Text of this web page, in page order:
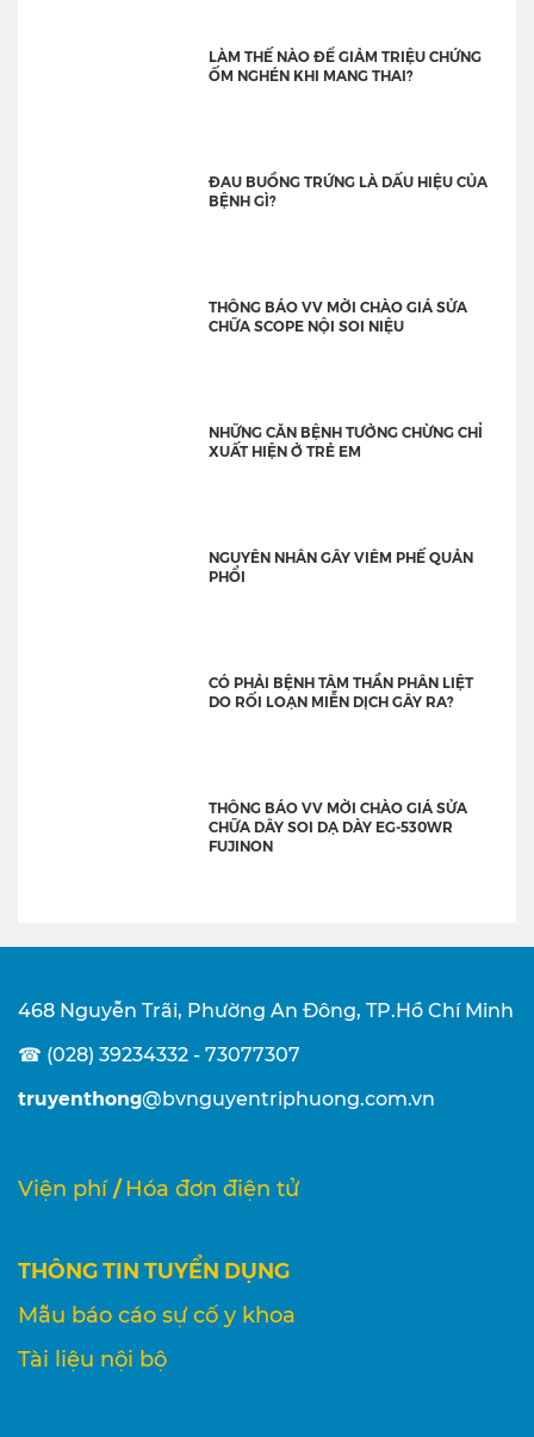
LÀM THẾ NÀO ĐỂ GIẢM TRIỆU CHỨNG
ỐM NGHÉN KHI MANG THAI?
ĐAU BUỒNG TRỨNG LÀ DẤU HIỆU CỦA
BỆNH GÌ?
THÔNG BÁO VV MỜI CHÀO GIÁ SỬA
CHỮA SCOPE NỘI SOI NIỆU
NHỮNG CĂN BỆNH TƯỞNG CHỪNG CHỈ
XUẤT HIỆN Ở TRẺ EM
NGUYÊN NHÂN GÂY VIÊM PHẾ QUẢN
PHỔI
CÓ PHẢI BỆNH TÂM THẦN PHÂN LIỆT
DO RỐI LOẠN MIỄN DỊCH GÂY RA?
THÔNG BÁO VV MỜI CHÀO GIÁ SỬA
CHỮA DÂY SOI DẠ DÀY EG-530WR
FUJINON
468 Nguyễn Trãi, Phường An Đông, TP.Hồ Chí Minh
☎ (028) 39234332 - 73077307
truyenthong@bvnguyentriphuong.com.vn
Viện phí / Hóa đơn điện tử
THÔNG TIN TUYỂN DỤNG
Mẫu báo cáo sự cố y khoa
Tài liệu nội bộ